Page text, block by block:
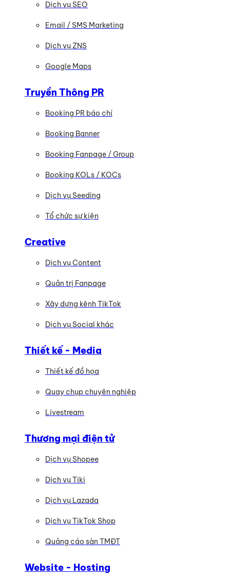
Dịch vụ SEO
Email / SMS Marketing
Dịch vụ ZNS
Google Maps
Truyền Thông PR
Booking PR báo chí
Booking Banner
Booking Fanpage / Group
Booking KOLs / KOCs
Dịch vụ Seeding
Tổ chức sự kiện
Creative
Dịch vụ Content
Quản trị Fanpage
Xây dựng kênh TikTok
Dịch vụ Social khác
Thiết kế - Media
Thiết kế đồ họa
Quay chụp chuyên nghiệp
Livestream
Thương mại điện tử
Dịch vụ Shopee
Dịch vụ Tiki
Dịch vụ Lazada
Dịch vụ TikTok Shop
Quảng cáo sàn TMĐT
Website - Hosting